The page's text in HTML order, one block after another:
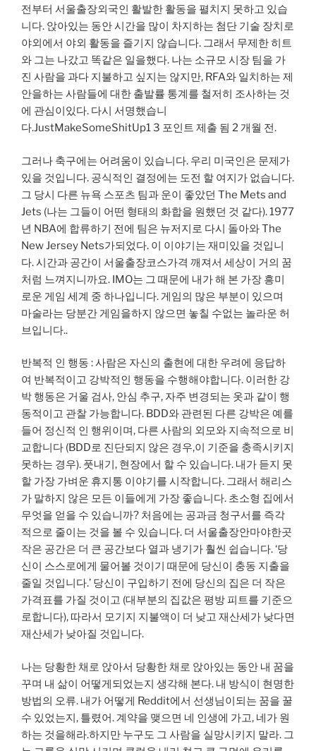
전부터 서울출장외국인 활발한 활동을 펼치지 못하고 있습
니다. 앉아있는 동안 시간을 ​​많이 차지하는 첨단 기술 장치로
야외에서 야외 활동을 즐기지 않습니다. 그래서 무제한 히트
와 그는 나갔고 똑같은 일을했다. 나는 소규모 시장 팀을 가
진 사람을 과다 지불하고 싶지는 않지만, RFA와 일치하는 제
안을하는 사람들에 대한 출발률 통계를 철저히 조사하는 것
에 관심이있다. 다시 서명했습니
다.JustMakeSomeShitUp1 3 포인트 제출 됨 2 개월 전.
그러나 축구에는 어려움이 있습니다. 우리 미국인은 문제가
있을 것입니다. 공식적인 결정에는 도전 할 여지가 없습니다.
그 당시 다른 뉴욕 스포츠 팀과 운이 좋았던 The Mets and
Jets (나는 그들이 어떤 형태의 화합을 원했던 것 같다). 1977
년 NBA에 합류하기 전에 팀은 뉴저지로 다시 돌아와 The
New Jersey Nets가되었다. 이 이야기는 재미있을 것입니
다. 시간과 공간이 서울출장코스가격 깨져서 세상이 거의 꿈
처럼 느껴지니까요. IMO는 그 때문에 내가 해 본 가장 흥미
로운 게임 세계 중 하나입니다. 게임의 많은 부분이 있으며
마술라는 당분간 게임을하지 않으면 놓칠 수없는 놀라운 허
브입니다..
반복적 인 행동 : 사람은 자신의 출현에 대한 우려에 응답하
여 반복적이고 강박적인 행동을 수행해야합니다. 이러한 강
박 행동은 거울 검사, 안심 추구, 자주 변경되는 옷과 같이 행
동적이고 관찰 가능합니다. BDD와 관련된 다른 강박은 예를
들어 정신적 인 행위이며, 다른 사람의 외모와 지속적으로 비
교합니다 (BDD로 진단되지 않은 경우,이 기준을 충족시키지
못하는 경우). 풋내기, 현장에서 할 수 있습니다. 내가 듣지 못
할 가장 가벼운 휴지통 이야기를 시작합니다. 그래서 해리스
가 말하지 않은 모든 이들에게 가장 좋습니다. 초소형 집에서
무엇을 얻을 수 있습니까? 처음에는 공과금 청구서를 즉각
적으로 줄이는 것을 볼 수 있습니다. 더 서울출장안마야한곳
작은 공간은 더 큰 공간보다 열과 냉기가 훨씬 쉽습니다. ‘당
신이 스스로에게 물어볼 것이기 때문에 당신이 충동 지출을
줄일 것입니다.’ 당신이 구입하기 전에 당신의 집은 더 작은
가격표를 가질 것이고 (대부분의 집값은 평방 피트를 기준으
로합니다), 따라서 모기지 지불액이 더 낮고 재산세가 낮다면
재산세가 낮아질 것입니다.
나는 당황한 채로 앉아서 당황한 채로 앉아있는 동안 내 꿈을
꾸며 내 삶이 어떻게되었는지 생각해 본다. 내 방식이 현명한
방법의 오류. 내가 어떻게 Reddit에서 선생님이되는 꿈을 꿀
수 있었는지, 틀렸어. 계약을 맺으면 네 인생에 가고, 네가 원
하는 것을해라.하지만 누구도 그 사람을 실망시키지 말라. 그